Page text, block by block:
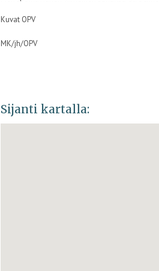
Kuvat OPV
MK/jh/OPV
Sijanti kartalla: